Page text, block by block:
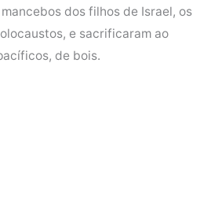
dos filhos de Israel, os
e sacrificaram ao
de bois.